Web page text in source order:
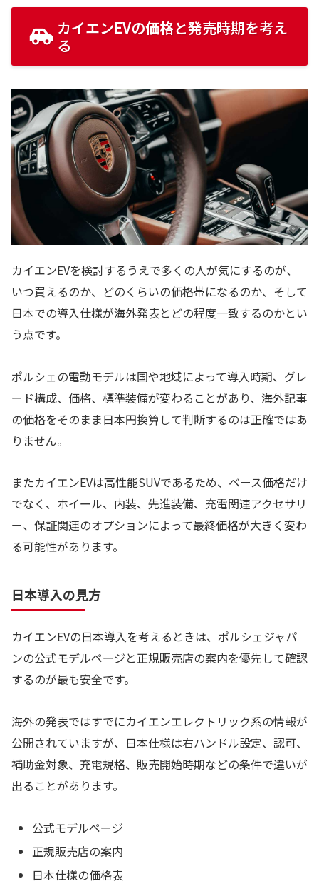
カイエンEVの価格と発売時期を考え
る
カイエンEVを検討するうえで多くの人が気にするのが、
いつ買えるのか、どのくらいの価格帯になるのか、そして
日本での導入仕様が海外発表とどの程度一致するのかとい
う点です。
ポルシェの電動モデルは国や地域によって導入時期、グレ
ード構成、価格、標準装備が変わることがあり、海外記事
の価格をそのまま日本円換算して判断するのは正確ではあ
りません。
またカイエンEVは高性能SUVであるため、ベース価格だけ
でなく、ホイール、内装、先進装備、充電関連アクセサリ
ー、保証関連のオプションによって最終価格が大きく変わ
る可能性があります。
日本導入の見方
カイエンEVの日本導入を考えるときは、ポルシェジャパ
ンの公式モデルページと正規販売店の案内を優先して確認
するのが最も安全です。
海外の発表ではすでにカイエンエレクトリック系の情報が
公開されていますが、日本仕様は右ハンドル設定、認可、
補助金対象、充電規格、販売開始時期などの条件で違いが
出ることがあります。
公式モデルページ
正規販売店の案内
日本仕様の価格表